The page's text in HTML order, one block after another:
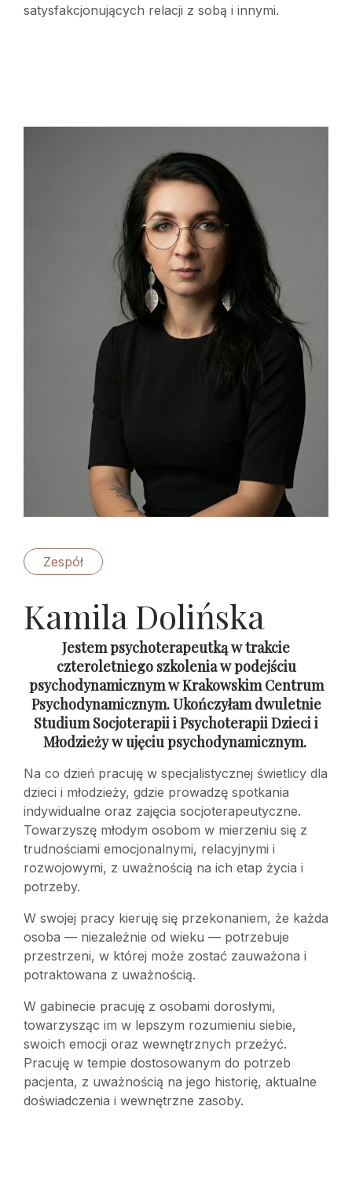
satysfakcjonujących relacji z sobą i innymi.
Zespół
Kamila Dolińska
Jestem psychoterapeutką w trakcie
czteroletniego szkolenia w podejściu
psychodynamicznym w Krakowskim Centrum
Psychodynamicznym. Ukończyłam dwuletnie
Studium Socjoterapii i Psychoterapii Dzieci i
Młodzieży w ujęciu psychodynamicznym.
Na co dzień pracuję w specjalistycznej świetlicy dla
dzieci i młodzieży, gdzie prowadzę spotkania
indywidualne oraz zajęcia socjoterapeutyczne.
Towarzyszę młodym osobom w mierzeniu się z
trudnościami emocjonalnymi, relacyjnymi i
rozwojowymi, z uważnością na ich etap życia i
potrzeby.
W swojej pracy kieruję się przekonaniem, że każda
osoba — niezależnie od wieku — potrzebuje
przestrzeni, w której może zostać zauważona i
potraktowana z uważnością.
W gabinecie pracuję z osobami dorosłymi,
towarzysząc im w lepszym rozumieniu siebie,
swoich emocji oraz wewnętrznych przeżyć.
Pracuję w tempie dostosowanym do potrzeb
pacjenta, z uważnością na jego historię, aktualne
doświadczenia i wewnętrzne zasoby.